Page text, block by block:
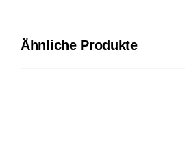
Ähnliche Produkte